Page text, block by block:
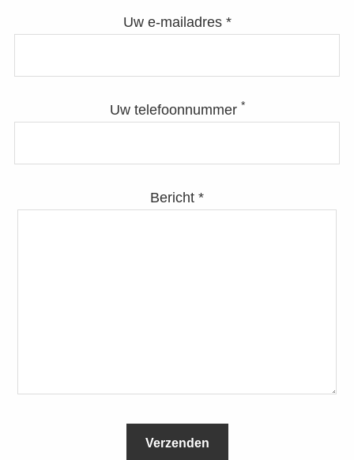
Uw e-mailadres *
Uw telefoonnummer *
Bericht *